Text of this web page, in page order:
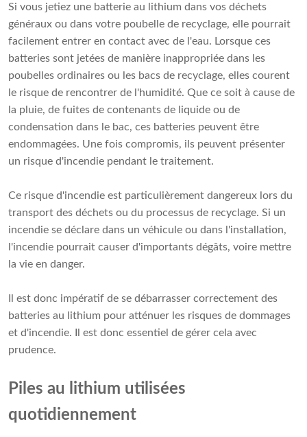
Si vous jetiez une batterie au lithium dans vos déchets
généraux ou dans votre poubelle de recyclage, elle pourrait
facilement entrer en contact avec de l'eau. Lorsque ces
batteries sont jetées de manière inappropriée dans les
poubelles ordinaires ou les bacs de recyclage, elles courent
le risque de rencontrer de l'humidité. Que ce soit à cause de
la pluie, de fuites de contenants de liquide ou de
condensation dans le bac, ces batteries peuvent être
endommagées. Une fois compromis, ils peuvent présenter
un risque d'incendie pendant le traitement.
Ce risque d'incendie est particulièrement dangereux lors du
transport des déchets ou du processus de recyclage. Si un
incendie se déclare dans un véhicule ou dans l'installation,
l'incendie pourrait causer d'importants dégâts, voire mettre
la vie en danger.
Il est donc impératif de se débarrasser correctement des
batteries au lithium pour atténuer les risques de dommages
et d'incendie. Il est donc essentiel de gérer cela avec
prudence.
Piles au lithium utilisées
quotidiennement